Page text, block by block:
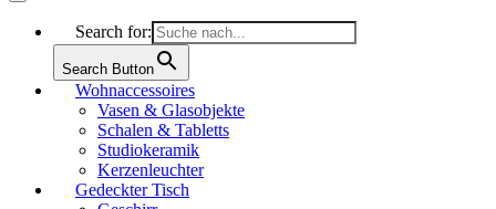
Search for:
Search Button
Wohnaccessoires
Vasen & Glasobjekte
Schalen & Tabletts
Studiokeramik
Kerzenleuchter
Gedeckter Tisch